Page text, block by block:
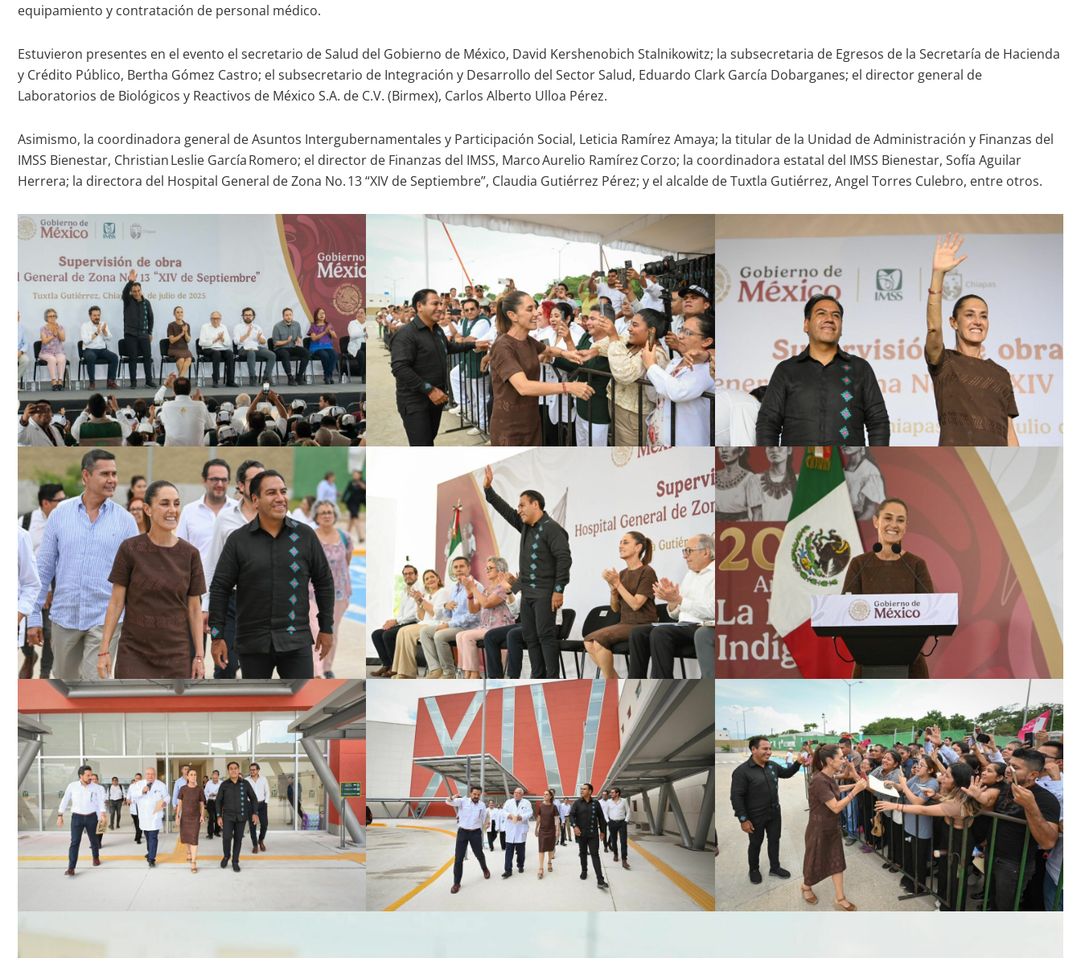
equipamiento y contratación de personal médico.
Estuvieron presentes en el evento el secretario de Salud del Gobierno de México, David Kershenobich Stalnikowitz; la subsecretaria de Egresos de la Secretaría de Hacienda
y Crédito Público, Bertha Gómez Castro; el subsecretario de Integración y Desarrollo del Sector Salud, Eduardo Clark García Dobarganes; el director general de
Laboratorios de Biológicos y Reactivos de México S.A. de C.V. (Birmex), Carlos Alberto Ulloa Pérez.
Asimismo, la coordinadora general de Asuntos Intergubernamentales y Participación Social, Leticia Ramírez Amaya; la titular de la Unidad de Administración y Finanzas del
IMSS Bienestar, Christian Leslie García Romero; el director de Finanzas del IMSS, Marco Aurelio Ramírez Corzo; la coordinadora estatal del IMSS Bienestar, Sofía Aguilar
Herrera; la directora del Hospital General de Zona No. 13 “XIV de Septiembre”, Claudia Gutiérrez Pérez; y el alcalde de Tuxtla Gutiérrez, Angel Torres Culebro, entre otros.